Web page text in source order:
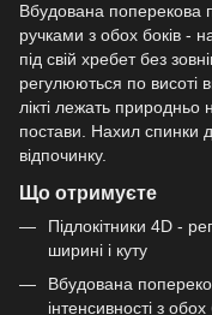
Вбудована поперекова
ручками з обох боків -
під свій хребет без
регулюються по висоті
лікті лежать природньо
постави. Нахил спинки
відпочинку.
Що отримуєте
Підлокітники 4D -
ширині і куту
Вбудована
інтенсивності з обох